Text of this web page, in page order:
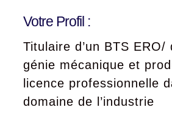
Votre Profil :
Titulaire d’un BTS ERO/
génie mécanique et
licence professionnelle
domaine de l’industrie